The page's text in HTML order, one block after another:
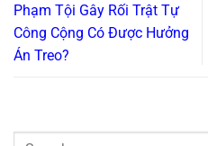
Phạm Tội Gây Rối Trật Tự
Công Cộng Có Được Hưởng
Án Treo?